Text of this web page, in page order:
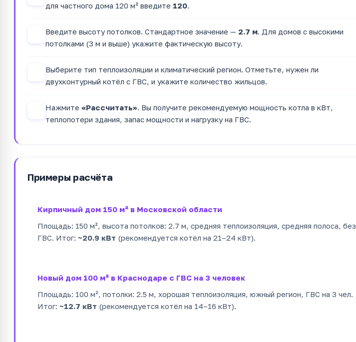
для частного дома 120 м² введите 120.
Введите высоту потолков. Стандартное значение — 2.7 м. Для домов с высокими
потолками (3 м и выше) укажите фактическую высоту.
Выберите тип теплоизоляции и климатический регион. Отметьте, нужен ли
двухконтурный котёл с ГВС, и укажите количество жильцов.
Нажмите «Рассчитать». Вы получите рекомендуемую мощность котла в кВт,
теплопотери здания, запас мощности и нагрузку на ГВС.
Примеры расчёта
Кирпичный дом 150 м² в Московской области
Площадь: 150 м², высота потолков: 2.7 м, средняя теплоизоляция, средняя полоса, без
ГВС. Итог: ~20.9 кВт (рекомендуется котёл на 21–24 кВт).
Новый дом 100 м² в Краснодаре с ГВС на 3 человек
Площадь: 100 м², потолки: 2.5 м, хорошая теплоизоляция, южный регион, ГВС на 3 чел.
Итог: ~12.7 кВт (рекомендуется котёл на 14–16 кВт).